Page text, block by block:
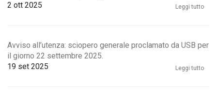
2 ott 2025 Leggi tutto
Avviso all’utenza: sciopero generale proclamato da USB per
il giorno 22 settembre 2025.
19 set 2025 Leggi tutto